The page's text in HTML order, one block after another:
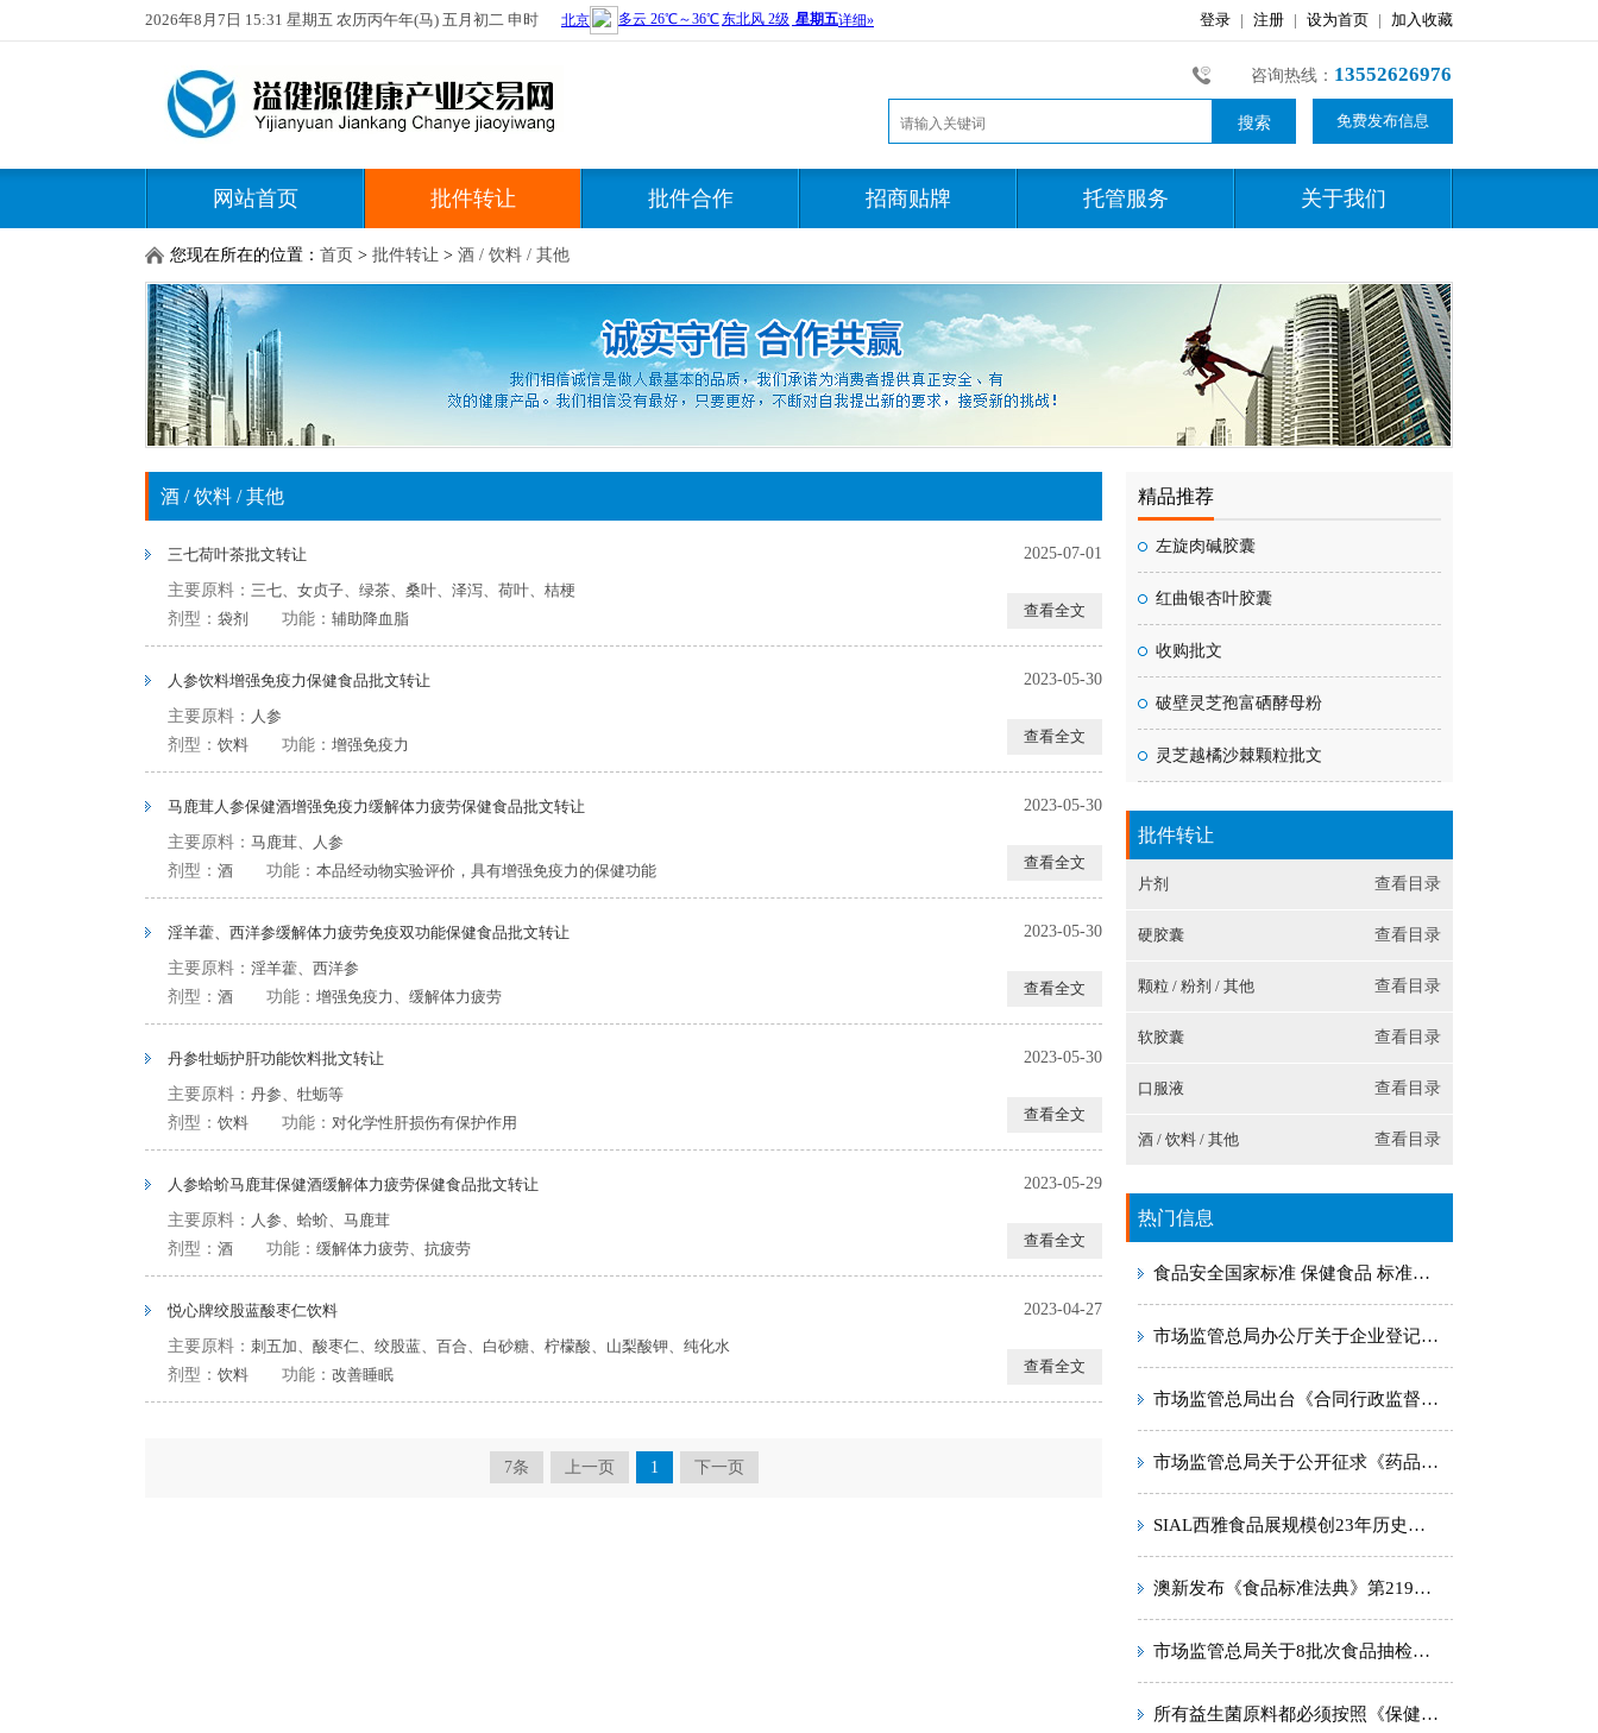
2026年8月7日 15:31 星期五 农历丙午年(马) 五月初二 申时
咨询热线： 13552626976
免费发布信息
网站首页 批件转让 批件合作 招商贴牌 托管服务 关于我们
您现在所在的位置： 首页 > 批件转让 > 酒 / 饮料 / 其他
酒 / 饮料 / 其他
三七荷叶茶批文转让 2025-07-01
主要原料： 三七、女贞子、绿茶、桑叶、泽泻、荷叶、桔梗
剂型： 袋剂 功能： 辅助降血脂 查看全文
人参饮料增强免疫力保健食品批文转让 2023-05-30
主要原料： 人参
剂型： 饮料 功能： 增强免疫力 查看全文
马鹿茸人参保健酒增强免疫力缓解体力疲劳保健食品批文转让 2023-05-30
主要原料： 马鹿茸、人参
剂型： 酒 功能： 本品经动物实验评价，具有增强免疫力的保健功能 查看全文
淫羊藿、西洋参缓解体力疲劳免疫双功能保健食品批文转让 2023-05-30
主要原料： 淫羊藿、西洋参
剂型： 酒 功能： 增强免疫力、缓解体力疲劳 查看全文
丹参牡蛎护肝功能饮料批文转让 2023-05-30
主要原料： 丹参、牡蛎等
剂型： 饮料 功能： 对化学性肝损伤有保护作用 查看全文
人参蛤蚧马鹿茸保健酒缓解体力疲劳保健食品批文转让 2023-05-29
主要原料： 人参、蛤蚧、马鹿茸
剂型： 酒 功能： 缓解体力疲劳、抗疲劳 查看全文
悦心牌绞股蓝酸枣仁饮料 2023-04-27
主要原料： 刺五加、酸枣仁、绞股蓝、百合、白砂糖、柠檬酸、山梨酸钾、纯化水
剂型： 饮料 功能： 改善睡眠 查看全文
7条 上一页 1 下一页
精品推荐
左旋肉碱胶囊
红曲银杏叶胶囊
收购批文
破壁灵芝孢富硒酵母粉
灵芝越橘沙棘颗粒批文
批件转让
片剂 查看目录
硬胶囊 查看目录
颗粒 / 粉剂 / 其他 查看目录
软胶囊 查看目录
口服液 查看目录
酒 / 饮料 / 其他 查看目录
热门信息
食品安全国家标准 保健食品 标准号：GB 16740-2014
市场监管总局办公厅关于企业登记注册地址变更后旧版包装材料使用期限的复函
市场监管总局出台《合同行政监督管理办法》
市场监管总局关于公开征求《药品、医疗器械、保健食品、特殊医学用途配方食品广告审查管理办法（征求意见稿）》意见的通知
SIAL西雅食品展规模创23年历史新高 世界食品产业峰会成就创新盛典
澳新发布《食品标准法典》第219号修正案
市场监管总局关于8批次食品抽检不合格情况的通告〔2023年 第13号〕
所有益生菌原料都必须按照《保健食品原料用菌种安全性检验与评价技术指导原则（2020年版）》进行安全性评价吗？